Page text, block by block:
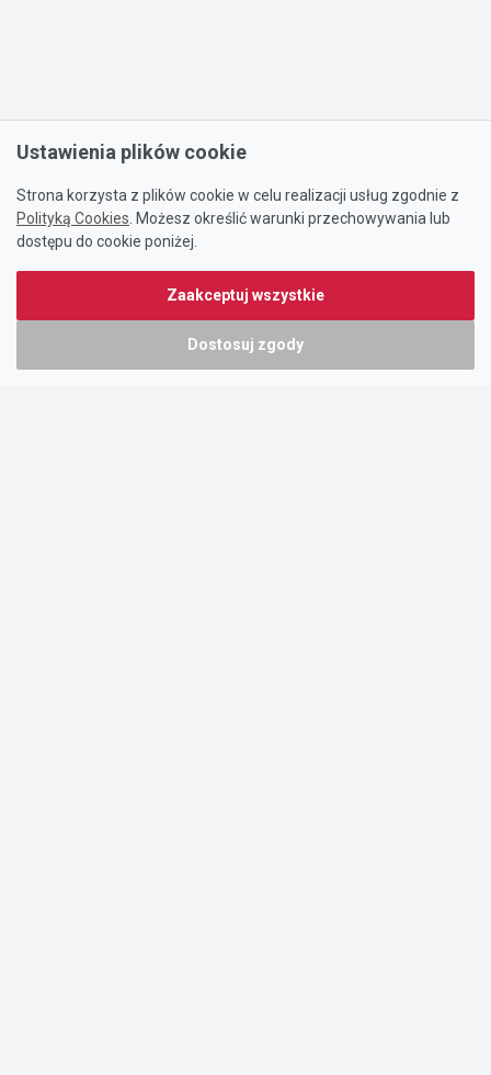
Ustawienia plików cookie
Strona korzysta z plików cookie w celu realizacji usług zgodnie z
Polityką Cookies . Możesz określić warunki przechowywania lub
dostępu do cookie poniżej.
Zaakceptuj wszystkie
Dostosuj zgody